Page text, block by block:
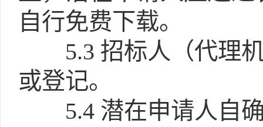
自行免费下载。
5.3 招标人（代理
或登记。
5.4 潜在申请人自